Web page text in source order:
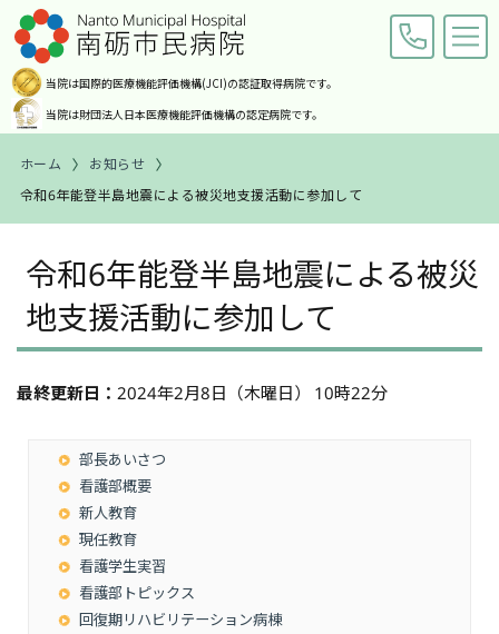
当院は国際的医療機能評価機構(JCI)の認証取得病院です。
当院は財団法人日本医療機能評価機構の認定病院です。
交通アクセス お問い合わせ
ホーム
ご来院の皆様へ
職員募集
ホーム
お知らせ
令和6年能登半島地震による被災地支援活動に参加して
令和6年能登半島地震による被災
地支援活動に参加して
最終更新日： 2024年2月8日（木曜日） 10時22分
部長あいさつ
看護部概要
新人教育
現任教育
看護学生実習
看護部トピックス
回復期リハビリテーション病棟